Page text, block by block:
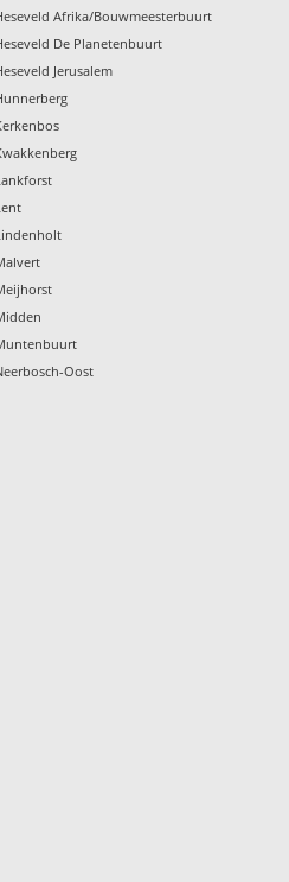
Afrika/Bouwmeesterbuurt
De Planetenbuurt
Jerusalem
Oost